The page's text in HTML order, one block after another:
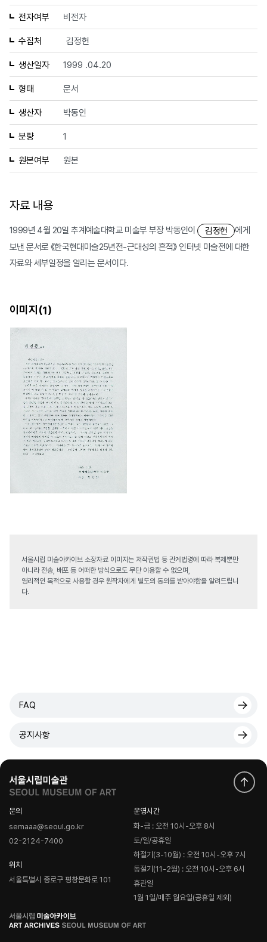
전자여부 비전자
수집처 김정헌
생산일자 1999 .04.20
형태 문서
생산자 박동인
분량 1
원본여부 원본
자료 내용
1999년 4월 20일 추계예술대학교 미술부 부장 박동인이 김정헌
에게
보낸 문서로 《한국현대미술25년전-근대성의 흔적》 인터넷 미술전에 대한
자료와 세부일정을 알리는 문서이다.
이미지(1)
서울시립 미술아카이브 소장자료 이미지는 저작권법 등 관계법령에 따라 복제뿐만
아니라 전송, 배포 등 어떠한 방식으로도 무단 이용할 수 없으며,
영리적인 목적으로 사용할 경우 원작자에게 별도의 동의를 받아야함을 알려드립니
다.
FAQ
공지사항
문의
semaaa@seoul.go.kr
02-2124-7400
위치
서울특별시 종로구 평창문화로 101
운영시간
화-금 : 오전 10시-오후 8시
토/일/공휴일
하절기(3-10월) : 오전 10시-오후 7시
동절기(11-2월) : 오전 10시-오후 6시
휴관일
1월 1일/매주 월요일(공휴일 제외)
로
고